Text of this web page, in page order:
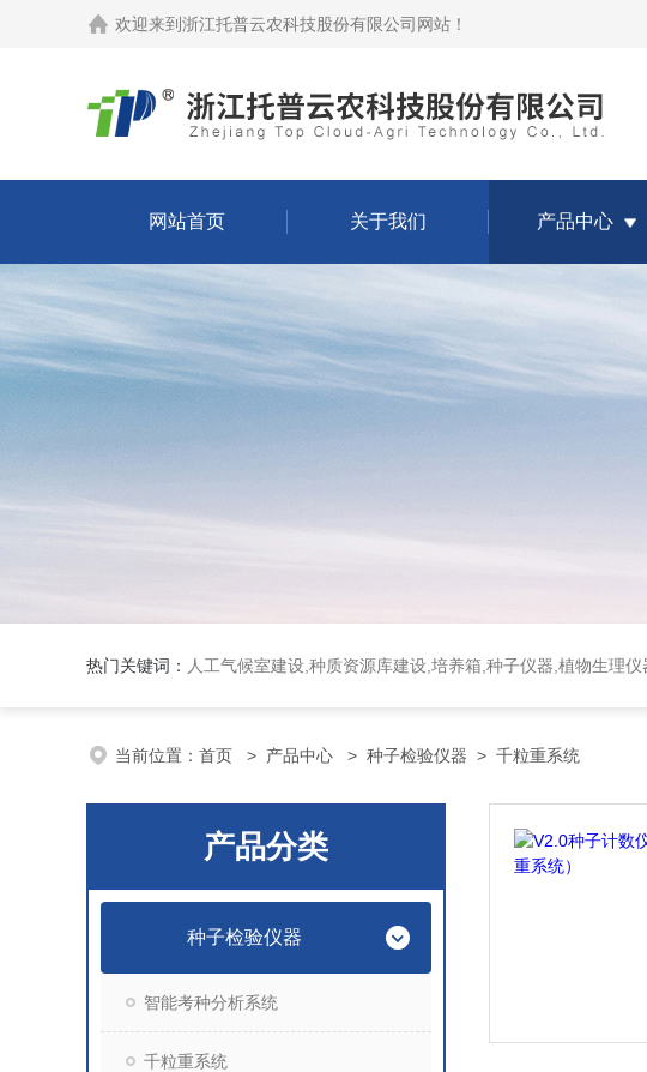
欢迎来到 浙江托普云农科技股份有限公司网站 ！
网站首页 关于我们 产品中心
热门关键词： 人工气候室建设,种质资源库建设,培养箱,种子仪器,植物生理
当前位置： 首页 > 产品中心 > 种子检验仪器 > 千粒重系统
产品分类
种子检验仪器
智能考种分析系统
千粒重系统